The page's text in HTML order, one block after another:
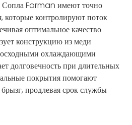
Сопла Forman имеют точно
которые контролируют поток
оптимальное качество
конструкцию из меди
охлаждающими
долговечность при длительных
покрытия помогают
продлевая срок службы